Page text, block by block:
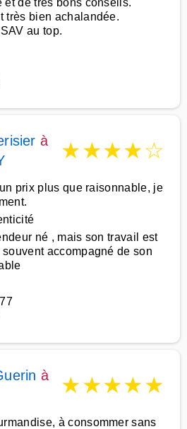
et de très bons conseils.
très bien achalandée.
au top.
à
★★★★☆
prix plus que raisonnable, je
né , mais son travail est
accompagné de son
à
★★★★★
à consommer sans